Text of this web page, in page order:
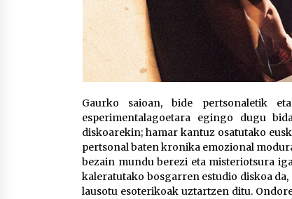
Gaurko saioan, bide pertsonaletik
esperimentalagoetara egingo dugu
diskoarekin; hamar kantuz osatutako
pertsonal baten kronika emozional
bezain mundu berezi eta misteriotsura
kaleratutako bosgarren estudio diskoa
lausotu esoterikoak uztartzen ditu.